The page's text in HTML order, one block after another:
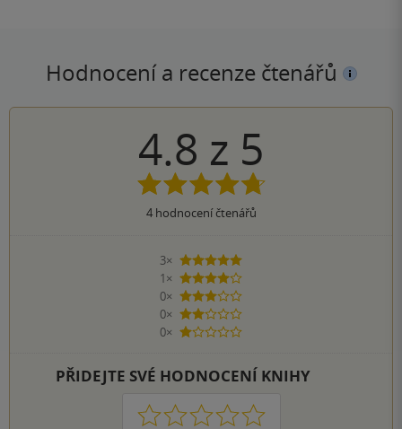
Hodnocení a recenze čtenářů
4.8 z 5
4hodnocení čtenářů
3×
5 hvězdiček
1×
4 hvězdičky
0×
3 hvězdičky
0×
2 hvězdičky
0×
1 hvezdička
PŘIDEJTE SVÉ HODNOCENÍ KNIHY
1 2 3 4 5